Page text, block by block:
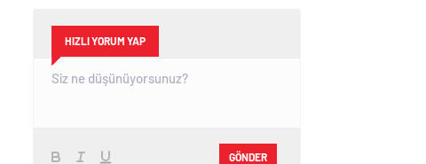
HIZLI YORUM YAP
GÖNDER